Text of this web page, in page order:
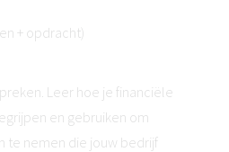
+ opdracht)
Leer hoe je financiële
en gebruiken om
te nemen die jouw bedrijf